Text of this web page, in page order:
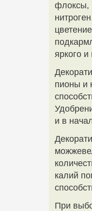
флоксы,
яркого
пионы и
и в
калий
При